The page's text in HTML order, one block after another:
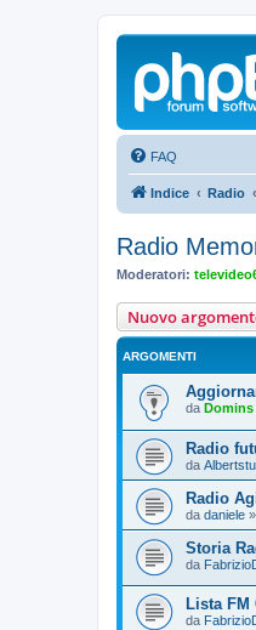
FAQ
Indice Radio
Radio
Moderatori:
Nuovo
ARGOMENTI
da Domins
Radio
da
Radio
da daniele »
Storia
da
Lista FM
da